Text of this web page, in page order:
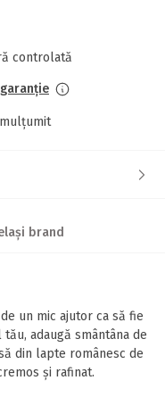
controlată
brand
un mic ajutor ca să fie
adaugă smântâna de
din lapte românesc de
și rafinat.